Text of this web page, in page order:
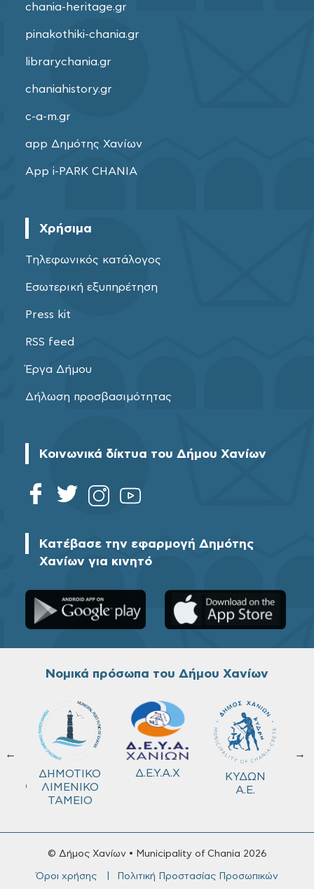
chania-heritage.gr
pinakothiki-chania.gr
librarychania.gr
chaniahistory.gr
c-a-m.gr
app Δημότης Χανίων
App i-PARK CHANIA
Χρήσιμα
Τηλεφωνικός κατάλογος
Εσωτερική εξυπηρέτηση
Press kit
RSS feed
Έργα Δήμου
Δήλωση προσβασιμότητας
Κοινωνικά δίκτυα του Δήμου Χανίων
Κατέβασε την εφαρμογή Δημότης
Χανίων για κινητό
Νομικά πρόσωπα του Δήμου Χανίων
←
ΔΗΜΟΤΙΚΟ
ΛΙΜΕΝΙΚΟ
ΤΑΜΕΙΟ
Δ.Ε.Υ.Α.Χ
ΚΥΔΩΝ
Α.Ε.
→
© Δήμος Χανίων • Municipality of Chania 2026
Όροι χρήσης Πολιτική Προστασίας Προσωπικών